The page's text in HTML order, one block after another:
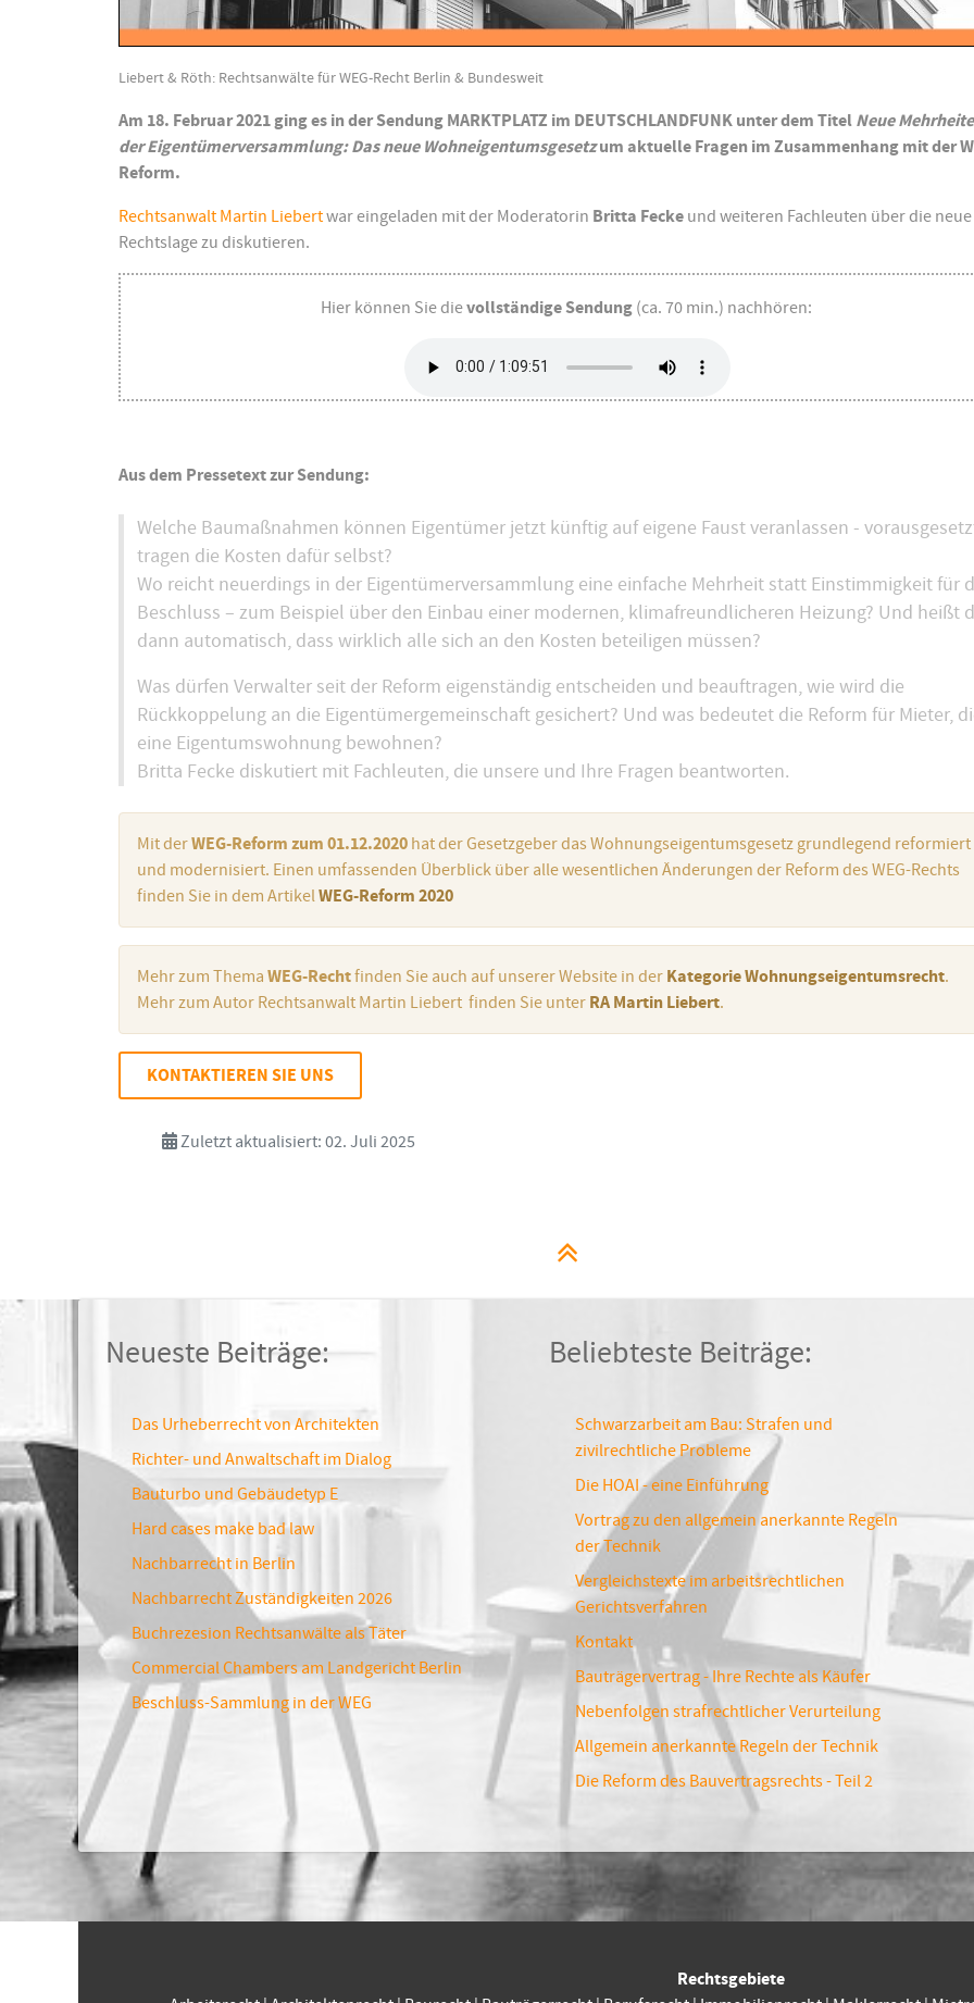
Liebert & Röth: Rechtsanwälte für WEG-Recht Berlin & Bundesweit
Am 18. Februar 2021 ging es in der Sendung MARKTPLATZ im DEUTSCHLANDFUNK unter dem Titel Neue
der Eigentümerversammlung: Das neue Wohneigentumsgesetzum aktuelle Fragen im Zusammenhang mit der
Reform.
Rechtsanwalt Martin Liebertwar eingeladen mit der Moderatorin Britta Fecke und weiteren Fachleuten über die neue
Rechtslage zu diskutieren.
Hier können Sie dievollständige Sendung (ca. 70 min.) nachhören:
Aus dem Pressetext zur Sendung:
Welche Baumaßnahmen können Eigentümer jetzt künftig auf eigene Faust veranlassen -
tragen die Kosten dafür selbst?
Wo reicht neuerdings in der Eigentümerversammlung eine einfache Mehrheit statt Einstimmigkeit für
Beschluss – zum Beispiel über den Einbau einer modernen, klimafreundlicheren Heizung? Und heißt
dann automatisch, dass wirklich alle sich an den Kosten beteiligen müssen?
Was dürfen Verwalter seit der Reform eigenständig entscheiden und beauftragen, wie wird die
Rückkoppelung an die Eigentümergemeinschaft gesichert? Und was bedeutet die Reform für Mieter,
eine Eigentumswohnung bewohnen?
Britta Fecke diskutiert mit Fachleuten, die unsere und Ihre Fragen beantworten.
Mit derWEG-Reform zum 01.12.2020 hat der Gesetzgeber das Wohnungseigentumsgesetz grundlegend reformiert
und modernisiert. Einen umfassenden Überblick über alle wesentlichen Änderungen der Reform des WEG-Rechts
finden Sie in dem ArtikelWEG-Reform 2020
Mehr zum Thema WEG-Rechtfinden Sie auch auf unserer Website in der Kategorie Wohnungseigentumsrecht.
Mehr zum Autor Rechtsanwalt Martin Liebert finden Sie unter RA Martin Liebert.
KONTAKTIEREN SIE UNS
Zuletzt aktualisiert: 02. Juli 2025
Neueste Beiträge:
Das Urheberrecht von Architekten
Richter- und Anwaltschaft im Dialog
Bauturbo und Gebäudetyp E
Hard cases make bad law
Nachbarrecht in Berlin
Nachbarrecht Zuständigkeiten 2026
Buchrezesion Rechtsanwälte als Täter
Commercial Chambers am Landgericht Berlin
Beschluss-Sammlung in der WEG
Beliebteste Beiträge:
Schwarzarbeit am Bau: Strafen und
zivilrechtliche Probleme
Die HOAI - eine Einführung
Vortrag zu den allgemein anerkannte Regeln
der Technik
Vergleichstexte im arbeitsrechtlichen
Gerichtsverfahren
Kontakt
Bauträgervertrag - Ihre Rechte als Käufer
Nebenfolgen strafrechtlicher Verurteilung
Allgemein anerkannte Regeln der Technik
Die Reform des Bauvertragsrechts - Teil 2
Rechtsgebiete